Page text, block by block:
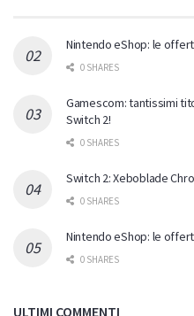
Nintendo eShop: le
0 SHARES
Gamescom: tantissimi
Switch 2!
0 SHARES
Switch 2: Xeboblade
0 SHARES
Nintendo eShop: le
0 SHARES
ULTIMI COMMENTI